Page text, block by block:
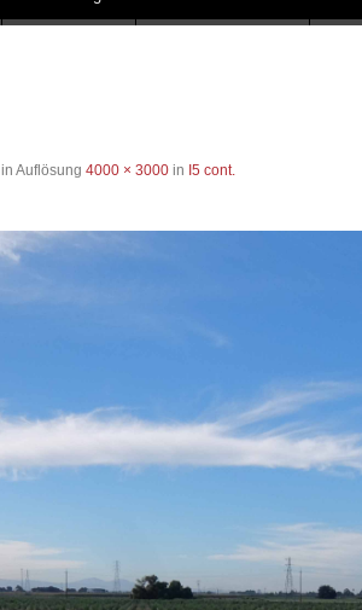
in Auflösung4000 × 3000 in I5 cont.